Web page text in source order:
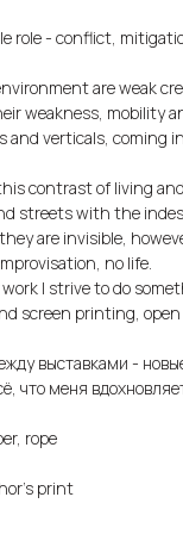
role - conflict,
are weak
weakness, mobility
and verticals,
contrast of living
streets with the
are invisible,
no life.
I strive to do
screen printing,
выставками -
что меня
rope
print